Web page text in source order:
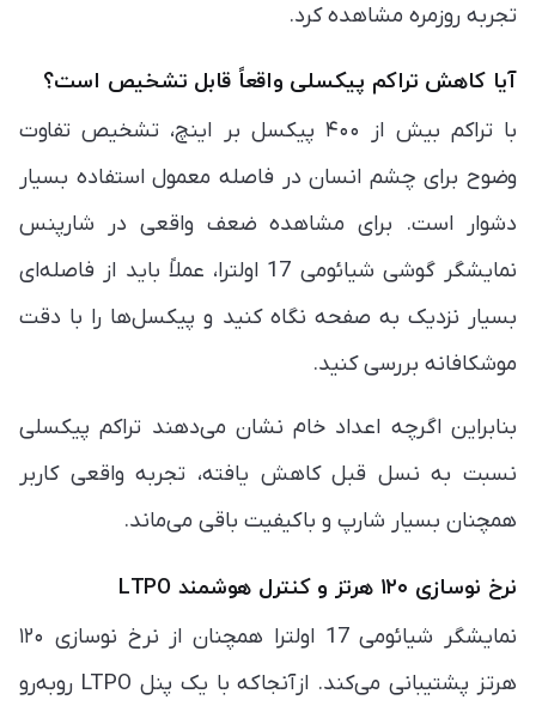
تجربه روزمره مشاهده کرد.
آیا کاهش تراکم پیکسلی واقعاً قابل تشخیص است؟
با تراکم بیش از ۴۰۰ پیکسل بر اینچ، تشخیص تفاوت
وضوح برای چشم انسان در فاصله معمول استفاده بسیار
دشوار است. برای مشاهده ضعف واقعی در شارپنس
نمایشگر گوشی شیائومی 17 اولترا، عملاً باید از فاصله‌ای
بسیار نزدیک به صفحه نگاه کنید و پیکسل‌ها را با دقت
موشکافانه بررسی کنید.
بنابراین اگرچه اعداد خام نشان می‌دهند تراکم پیکسلی
نسبت به نسل قبل کاهش یافته، تجربه واقعی کاربر
همچنان بسیار شارپ و باکیفیت باقی می‌ماند.
نرخ نوسازی ۱۲۰ هرتز و کنترل هوشمند LTPO
نمایشگر شیائومی 17 اولترا همچنان از نرخ نوسازی ۱۲۰
هرتز پشتیبانی می‌کند. ازآنجاکه با یک پنل LTPO روبه‌رو